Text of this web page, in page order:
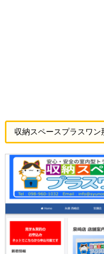
収納スペースプラスワン